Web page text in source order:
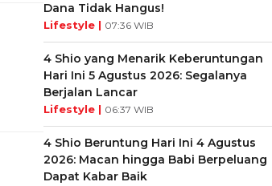
Dana Tidak Hangus!
Lifestyle | 07:36 WIB
4 Shio yang Menarik Keberuntungan
Hari Ini 5 Agustus 2026: Segalanya
Berjalan Lancar
Lifestyle | 06:37 WIB
4 Shio Beruntung Hari Ini 4 Agustus
2026: Macan hingga Babi Berpeluang
Dapat Kabar Baik